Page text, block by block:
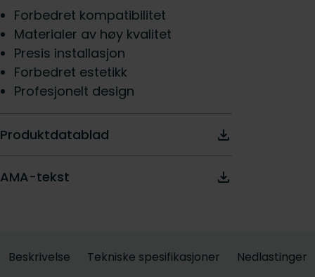
Forbedret kompatibilitet
Materialer av høy kvalitet
Presis installasjon
Forbedret estetikk
Profesjonelt design
Produktdatablad
AMA-tekst
Beskrivelse Tekniske spesifikasjoner Nedlastinger